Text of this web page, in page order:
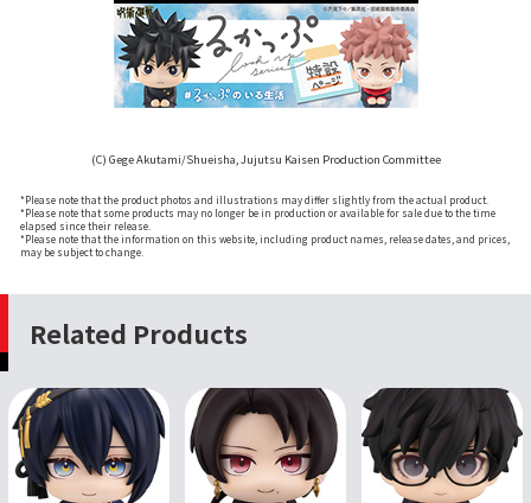
(C) Gege Akutami/Shueisha, Jujutsu Kaisen Production Committee
*Please note that the product photos and illustrations may differ slightly from the actual product.
*Please note that some products may no longer be in production or available for sale due to the time
elapsed since their release.
*Please note that the information on this website, including product names, release dates, and prices,
may be subject to change.
Related Products